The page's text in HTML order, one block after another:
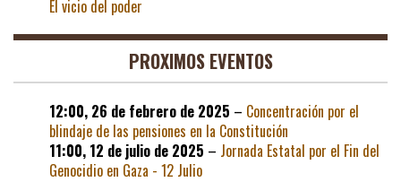
El vicio del poder
PROXIMOS EVENTOS
12:00, 26 de febrero de 2025 – Concentración por el
blindaje de las pensiones en la Constitución
11:00, 12 de julio de 2025 – Jornada Estatal por el Fin del
Genocidio en Gaza - 12 Julio